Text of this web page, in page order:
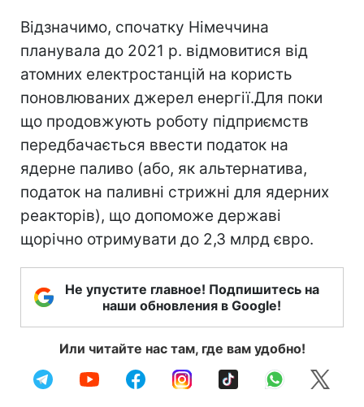
Відзначимо, спочатку Німеччина
планувала до 2021 р. відмовитися від
атомних електростанцій на користь
поновлюваних джерел енергії.Для поки
що продовжують роботу підприємств
передбачається ввести податок на
ядерне паливо (або, як альтернатива,
податок на паливні стрижні для ядерних
реакторів), що допоможе державі
щорічно отримувати до 2,3 млрд євро.
Не упустите главное! Подпишитесь на
наши обновления в Google!
Или читайте нас там, где вам удобно!